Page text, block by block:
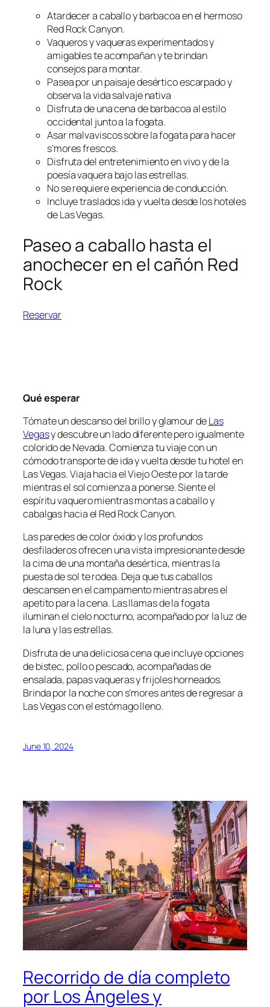
Atardecer a caballo y barbacoa en el hermoso
Red Rock Canyon.
Vaqueros y vaqueras experimentados y
amigables te acompañan y te brindan
consejos para montar.
Pasea por un paisaje desértico escarpado y
observa la vida salvaje nativa
Disfruta de una cena de barbacoa al estilo
occidental junto a la fogata.
Asar malvaviscos sobre la fogata para hacer
s’mores frescos.
Disfruta del entretenimiento en vivo y de la
poesía vaquera bajo las estrellas.
No se requiere experiencia de conducción.
Incluye traslados ida y vuelta desde los hoteles
de Las Vegas.
Paseo a caballo hasta el
anochecer en el cañón Red
Rock
Reservar
Qué esperar
Tómate un descanso del brillo y glamour deLas
Vegasy descubre un lado diferente pero igualmente
colorido de Nevada. Comienza tu viaje con un
cómodo transporte de ida y vuelta desde tu hotel en
Las Vegas. Viaja hacia el Viejo Oeste por la tarde
mientras el sol comienza a ponerse. Siente el
espíritu vaquero mientras montas a caballo y
cabalgas hacia el Red Rock Canyon.
Las paredes de color óxido y los profundos
desfiladeros ofrecen una vista impresionante desde
la cima de una montaña desértica, mientras la
puesta de sol te rodea. Deja que tus caballos
descansen en el campamento mientras abres el
apetito para la cena. Las llamas de la fogata
iluminan el cielo nocturno, acompañado por la luz de
la luna y las estrellas.
Disfruta de una deliciosa cena que incluye opciones
de bistec, pollo o pescado, acompañadas de
ensalada, papas vaqueras y frijoles horneados.
Brinda por la noche con s’mores antes de regresar a
Las Vegas con el estómago lleno.
June 10, 2024
Recorrido de día completo
por Los Ángeles y